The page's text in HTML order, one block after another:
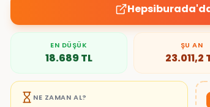
Hepsiburada
EN DÜŞÜK
18.689TL
ŞU AN
23.011,2
NE ZAMAN AL?